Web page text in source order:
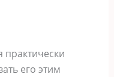
практически
его этим